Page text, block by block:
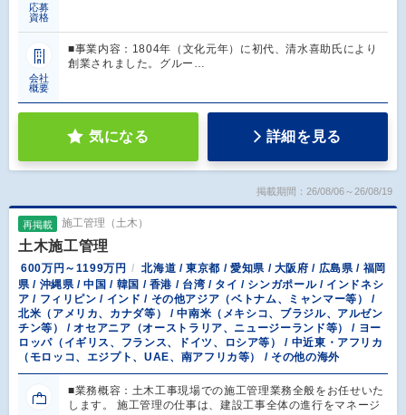
応募
資格
会社
概要
■事業内容：1804年（文化元年）に初代、清水喜助氏により
創業されました。グルー…
気になる 詳細を見る
掲載期間：26/08/06～26/08/19
再掲載 施工管理（土木）
土木施工管理
600万円～1199万円
北海道 / 東京都 / 愛知県 / 大阪府 / 広島県 / 福岡
県 / 沖縄県 / 中国 / 韓国 / 香港 / 台湾 / タイ / シンガポール / インドネシ
ア / フィリピン / インド / その他アジア（ベトナム、ミャンマー等） /
北米（アメリカ、カナダ等） / 中南米（メキシコ、ブラジル、アルゼン
チン等） / オセアニア（オーストラリア、ニュージーランド等） / ヨー
ロッパ（イギリス、フランス、ドイツ、ロシア等） / 中近東・アフリカ
（モロッコ、エジプト、UAE、南アフリカ等） / その他の海外
■業務概容：土木工事現場での施工管理業務全般をお任せいた
します。 施工管理の仕事は、建設工事全体の進行をマネージ